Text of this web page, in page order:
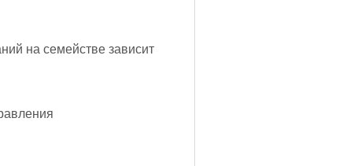
на семействе зависит